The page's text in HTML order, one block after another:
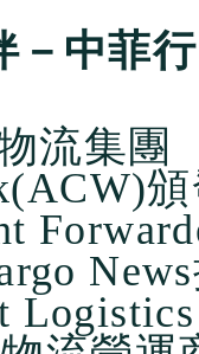
－中菲
流集團